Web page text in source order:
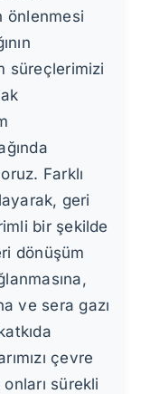
önlenmesi
süreçlerimizi
Farklı
geri
bir şekilde
dönüşüm
ve sera gazı
çevre
sürekli